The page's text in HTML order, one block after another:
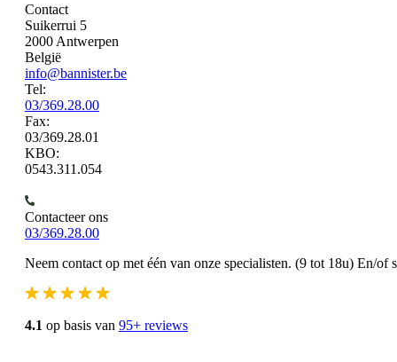
Contact
Suikerrui 5
2000 Antwerpen
België
info@bannister.be
Tel:
03/369.28.00
Fax:
03/369.28.01
KBO:
0543.311.054
Contacteer ons
03/369.28.00
Neem contact op met één van onze specialisten. (9 tot 18u) En/of
4.1 op basis van 95+ reviews